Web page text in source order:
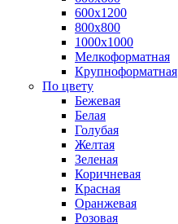
600х1200
800х800
1000х1000
Мелкоформатная
Крупноформатная
По цвету
Бежевая
Белая
Голубая
Желтая
Зеленая
Коричневая
Красная
Оранжевая
Розовая